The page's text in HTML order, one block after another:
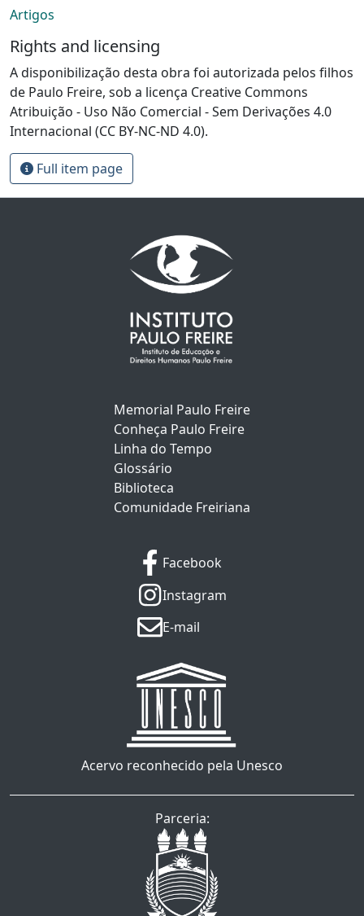
Artigos
Rights and licensing
A disponibilização desta obra foi autorizada pelos filhos
de Paulo Freire, sob a licença Creative Commons
Atribuição - Uso Não Comercial - Sem Derivações 4.0
Internacional (CC BY-NC-ND 4.0).
Full item page
Memorial Paulo Freire
Conheça Paulo Freire
Linha do Tempo
Glossário
Biblioteca
Comunidade Freiriana
Facebook
Instagram
E-mail
Acervo reconhecido pela Unesco
Parceria: